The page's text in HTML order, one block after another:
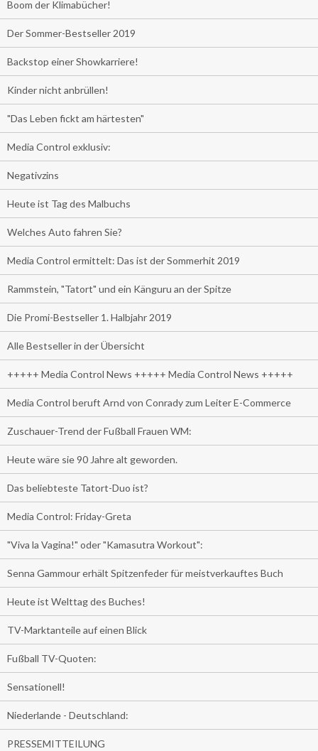
Boom der Klimabücher!
Der Sommer-Bestseller 2019
Backstop einer Showkarriere!
Kinder nicht anbrüllen!
"Das Leben fickt am härtesten"
Media Control exklusiv:
Negativzins
Heute ist Tag des Malbuchs
Welches Auto fahren Sie?
Media Control ermittelt: Das ist der Sommerhit 2019
Rammstein, "Tatort" und ein Känguru an der Spitze
Die Promi-Bestseller 1. Halbjahr 2019
Alle Bestseller in der Übersicht
+++++ Media Control News +++++ Media Control News +++++
Media Control beruft Arnd von Conrady zum Leiter E-Commerce
Zuschauer-Trend der Fußball Frauen WM:
Heute wäre sie 90 Jahre alt geworden.
Das beliebteste Tatort-Duo ist?
Media Control: Friday-Greta
"Viva la Vagina!" oder "Kamasutra Workout":
Senna Gammour erhält Spitzenfeder für meistverkauftes Buch
Heute ist Welttag des Buches!
TV-Marktanteile auf einen Blick
Fußball TV-Quoten:
Sensationell!
Niederlande - Deutschland:
PRESSEMITTEILUNG